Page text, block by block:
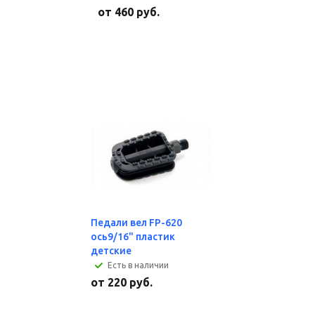
от 460 руб.
Педали вел FP-620
ось9/16" пластик
детские
Есть в наличии
от 220 руб.